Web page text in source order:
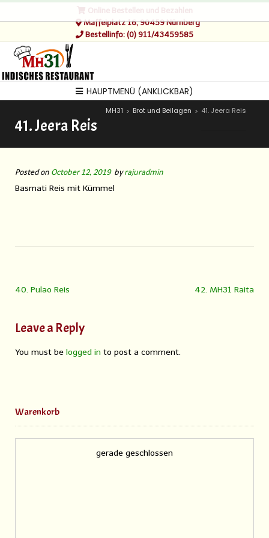
Online Bestellen und Bezahlen
Maffeiplatz 16, 90459 Nürnberg
Bestellinfo: (0) 911/43459585
HAUPTMENÜ (ANKLICKBAR)
41. Jeera Reis
MH31 > Brot und Beilagen > 41. Jeera Reis
Posted on October 12, 2019 byrajuradmin
Basmati Reis mit Kümmel
40. Pulao Reis 42. MH31 Raita
Leave a Reply
You must be logged in to post a comment.
Warenkorb
gerade geschlossen